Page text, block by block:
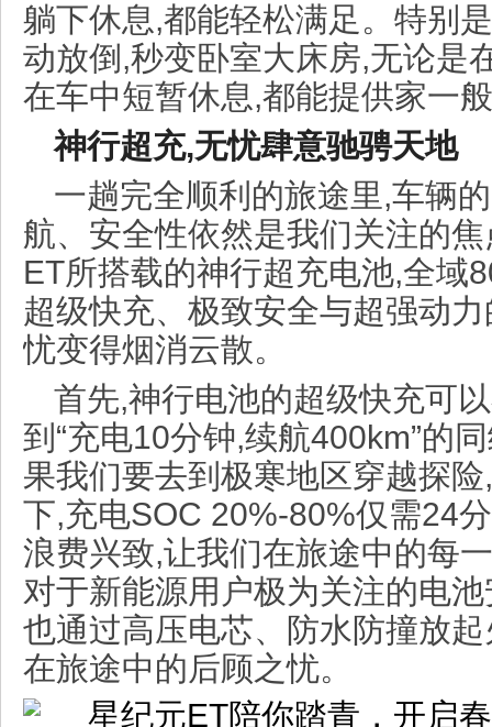
躺下休息,都能轻松满足。特别
动放倒,秒变卧室大床房,无论是
在车中短暂休息,都能提供家一
神行超充,无忧肆意驰骋天地
一趟完全顺利的旅途里,车辆
航、安全性依然是我们关注的
ET所搭载的神行超充电池,全域
超级快充、极致安全与超强动
忧变得烟消云散。
首先,神行电池的超级快充可
到“充电10分钟,续航400km”的
果我们要去到极寒地区穿越探
下,充电SOC 20%-80%仅需24
浪费兴致,让我们在旅途中的每
对于新能源用户极为关注的电
也通过高压电芯、防水防撞放
在旅途中的后顾之忧。